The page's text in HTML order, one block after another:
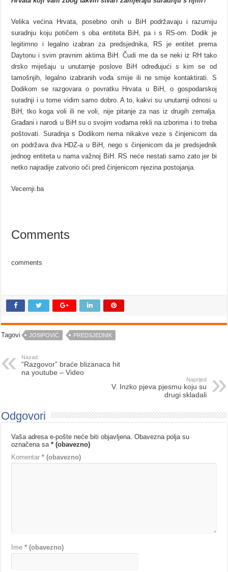
Velika većina Hrvata, posebno onih u BiH podržavaju i razumiju
suradnju koju potičem s oba entiteta BiH, pa i s RS-om. Dodik je
legitimno i legalno izabran za predsjednika, RS je entitet prema
Daytonu i svim pravnim aktima BiH. Čudi me da se neki iz RH tako
drsko miješaju u unutarnje poslove BiH određujući s kim se od
tamošnjih, legalno izabranih vođa smije ili ne smije kontaktirati. S
Dodikom se razgovara o povratku Hrvata u BiH, o gospodarskoj
suradnji i u tome vidim samo dobro. A to, kakvi su unutarnji odnosi u
BiH, tko koga voli ili ne voli, nije pitanje za nas iz drugih zemalja.
Građani i narodi u BiH su o svojim vođama rekli na izborima i to treba
poštovati. Suradnja s Dodikom nema nikakve veze s činjenicom da
on podržava dva HDZ-a u BiH, nego s činjenicom da je predsjednik
jednog entiteta u nama važnoj BiH. RS neće nestati samo zato jer bi
netko najradije zatvorio oči pred činjenicom njezina postojanja.
Vecernji.ba
Comments
comments
Tagovi JOSIPOVIĆ PREDSJEDNIK
Nazad
“Razgovor” braće blizanaca hit
na youtube – Video
Naprijed
V. Inzko pjeva pjesmu koju su
drugi skladali
Odgovori
Vaša adresa e-pošte neće biti objavljena. Obavezna polja su
označena sa* (obavezno)
Komentar* (obavezno)
Ime* (obavezno)